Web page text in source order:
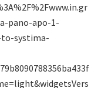
pano-apo-1-
systima-